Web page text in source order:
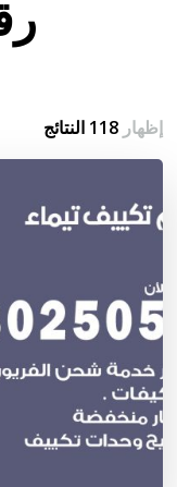
إظهار118 النتائج